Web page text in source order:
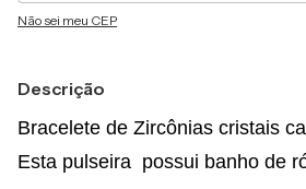
Não sei meu CEP
Descrição
Bracelete de Zircônias cristais
Esta pulseira possui banho de